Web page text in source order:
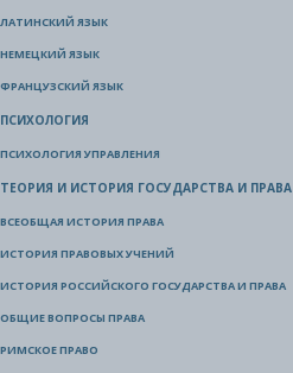
ЛАТИНСКИЙ ЯЗЫК
НЕМЕЦКИЙ ЯЗЫК
ФРАНЦУЗСКИЙ ЯЗЫК
ПСИХОЛОГИЯ
ПСИХОЛОГИЯ УПРАВЛЕНИЯ
ТЕОРИЯ И ИСТОРИЯ ГОСУДАРСТВА И ПРАВА
ВСЕОБЩАЯ ИСТОРИЯ ПРАВА
ИСТОРИЯ ПРАВОВЫХ УЧЕНИЙ
ИСТОРИЯ РОССИЙСКОГО ГОСУДАРСТВА И ПРАВА
ОБЩИЕ ВОПРОСЫ ПРАВА
РИМСКОЕ ПРАВО